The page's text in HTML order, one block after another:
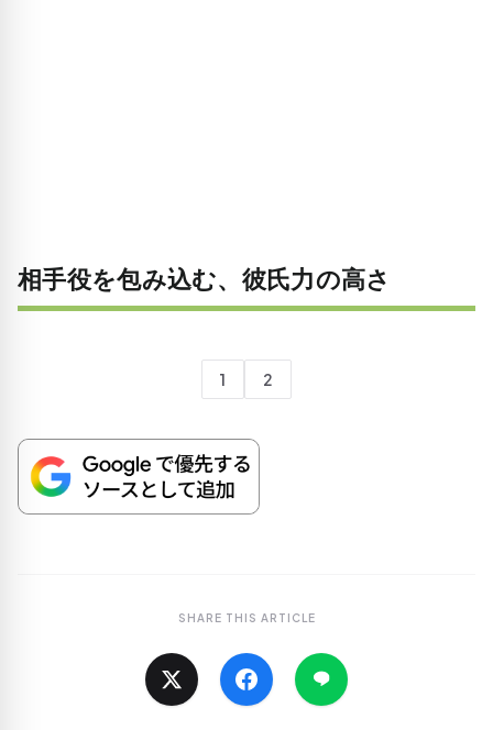
相手役を包み込む、彼氏力の高さ
1 2
SHARE THIS ARTICLE